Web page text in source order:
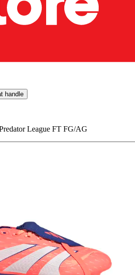
handle
League FT FG/AG